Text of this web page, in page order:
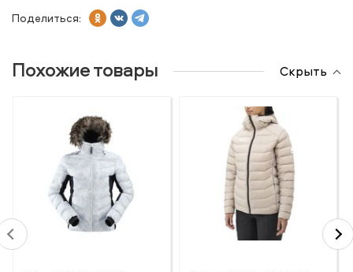
Поделиться:
Похожие товары Скрыть